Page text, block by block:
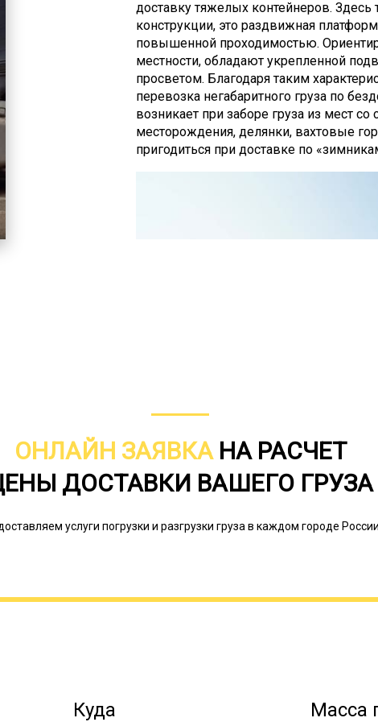
доставку тяжелых контейнеров.
конструкции, это раздвижная
повышенной проходимостью.
местности, обладают укрепленной
просветом. Благодаря таким
перевозка негабаритного груза по
возникает при заборе груза из мест
месторождения, делянки, вахтовые
пригодиться при доставке по
снежному насту. Тралы с фронтальной
низкорамника применяется тогда,
ОНЛАЙН ЗАЯВКАНА РАСЧЕТ
ДОСТАВКИ ВАШЕГО ГРУЗА
услуги погрузки и разгрузки груза в каждом городе России.
Куда Масса